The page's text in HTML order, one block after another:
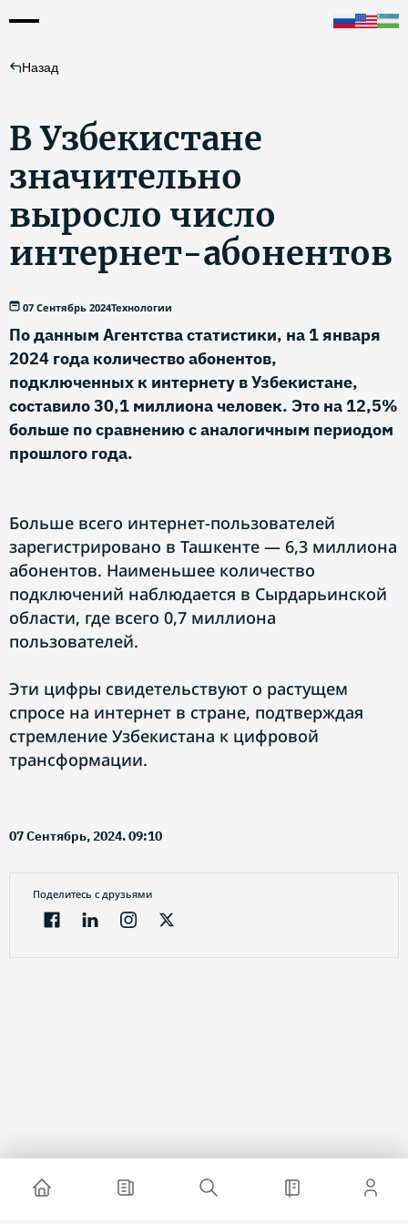
Назад
В Узбекистане
значительно
выросло число
интернет-абонентов
07 Сентябрь 2024Технологии
По данным Агентства статистики, на 1 января
2024 года количество абонентов,
подключенных к интернету в Узбекистане,
составило 30,1 миллиона человек. Это на 12,5%
больше по сравнению с аналогичным периодом
прошлого года.
Больше всего интернет-пользователей
зарегистрировано в Ташкенте — 6,3 миллиона
абонентов. Наименьшее количество
подключений наблюдается в Сырдарьинской
области, где всего 0,7 миллиона
пользователей.
Эти цифры свидетельствуют о растущем
спросе на интернет в стране, подтверждая
стремление Узбекистана к цифровой
трансформации.
07 Сентябрь, 2024. 09:10
Поделитесь с друзьями